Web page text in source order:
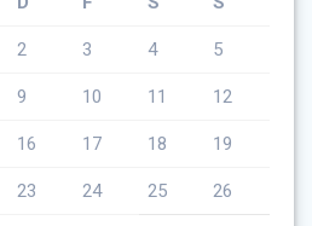
2 3 4 5
9 10 11 12
16 17 18 19
23 24 25 26